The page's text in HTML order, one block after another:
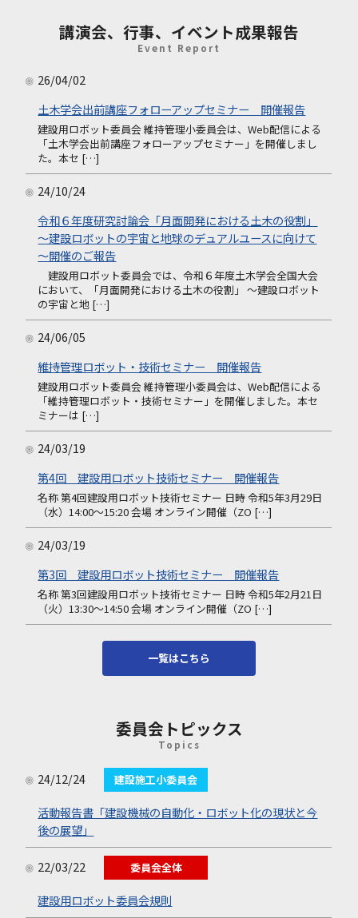
講演会、行事、イベント成果報告
Event Report
26/04/02
土木学会出前講座フォローアップセミナー 開催報告
建設用ロボット委員会 維持管理小委員会は、Web配信による
「土木学会出前講座フォローアップセミナー」を開催しまし
た。本セ […]
24/10/24
令和６年度研究討論会「月面開発における土木の役割」
～建設ロボットの宇宙と地球のデュアルユースに向けて
～開催のご報告
建設用ロボット委員会では、令和６年度土木学会全国大会
において、「月面開発における土木の役割」 ～建設ロボット
の宇宙と地 […]
24/06/05
維持管理ロボット・技術セミナー 開催報告
建設用ロボット委員会 維持管理小委員会は、Web配信による
「維持管理ロボット・技術セミナー」を開催しました。本セ
ミナーは […]
24/03/19
第4回 建設用ロボット技術セミナー 開催報告
名称 第4回建設用ロボット技術セミナー 日時 令和5年3月29日
（水）14:00～15:20 会場 オンライン開催（ZO […]
24/03/19
第3回 建設用ロボット技術セミナー 開催報告
名称 第3回建設用ロボット技術セミナー 日時 令和5年2月21日
（火）13:30～14:50 会場 オンライン開催（ZO […]
一覧はこちら
委員会トピックス
Topics
24/12/24 建設施工小委員会
活動報告書「建設機械の自動化・ロボット化の現状と今
後の展望」
22/03/22 委員会全体
建設用ロボット委員会規則